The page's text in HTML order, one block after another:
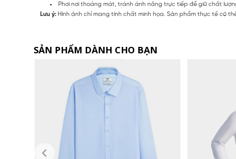
Phơi nơi thoáng mát, tránh ánh nắng trực tiếp để giữ chất
Lưu ý: Hình ảnh chỉ mang tính chất minh họa. Sản phẩm thực tế có
SẢN PHẨM DÀNH CHO BẠN